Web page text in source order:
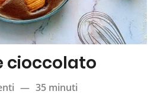
cioccolato
— 35 minuti